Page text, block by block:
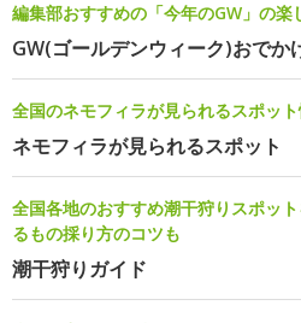
編集部おすすめの「今年のGW」の楽
GW(ゴールデンウィーク)おでか
全国のネモフィラが見られるスポッ
ネモフィラが見られるスポット
全国各地のおすすめ潮干狩りスポッ
るもの採り方のコツも
潮干狩りガイド